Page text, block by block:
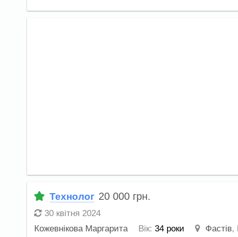
Технолог 20 000 грн.
30 квітня 2024
Кожевнікова Маргарита
Вік: 34 роки Фастів,